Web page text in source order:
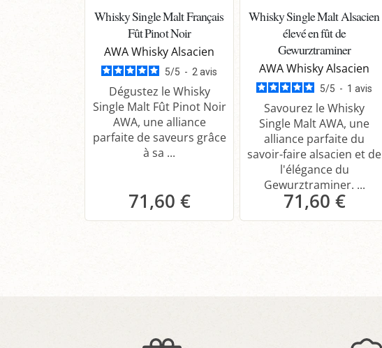
Whisky Single Malt Français
Fût Pinot Noir
AWA Whisky Alsacien
5/5 - 2 avis
Dégustez le Whisky
Single Malt Fût Pinot Noir
AWA, une alliance
parfaite de saveurs grâce
à sa ...
71,60 €
Whisky Single Malt Alsacien
élevé en fût de
Gewurztraminer
AWA Whisky Alsacien
5/5 - 1 avis
Savourez le Whisky
Single Malt AWA, une
alliance parfaite du
savoir-faire alsacien et de
l'élégance du
Gewurztraminer. ...
71,60 €